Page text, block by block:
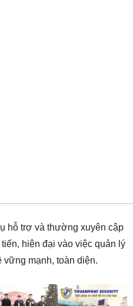
hỗ trợ và thường xuyên cập
hiện đại vào việc quản lý
mạnh, toàn diện.